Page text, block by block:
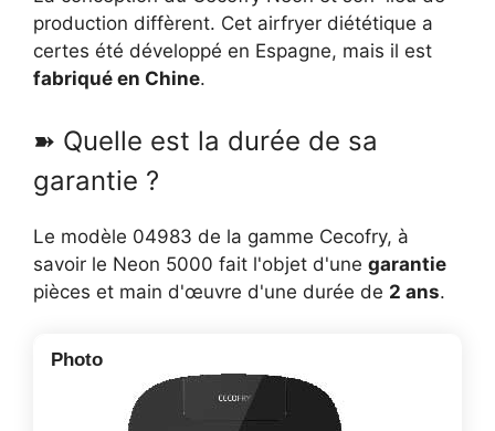
production diffèrent. Cet airfryer diététique a
certes été développé en Espagne, mais il est
fabriqué en Chine.
➽ Quelle est la durée de sa
garantie ?
Le modèle 04983 de la gamme Cecofry, à
savoir le Neon 5000 fait l'objet d'une garantie
pièces et main d'œuvre d'une durée de 2 ans.